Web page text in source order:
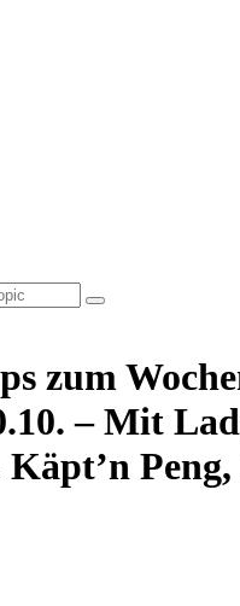
zum
– Mit
Peng,